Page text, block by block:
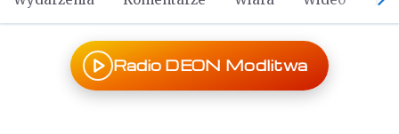
Radio DEON Modlitwa